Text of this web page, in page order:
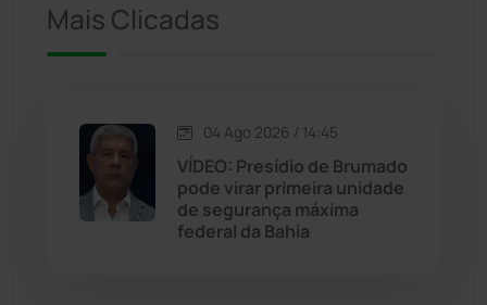
Jacaraci
Jussiape (97)
Justiça
Mais Clicadas
04 Ago 2026 / 14:45
VÍDEO: Presídio de Brumado
pode virar primeira unidade
de segurança máxima
federal da Bahia